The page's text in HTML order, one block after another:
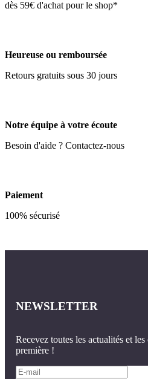
dès 59€ d'achat pour le shop*
Heureuse ou remboursée
Retours gratuits sous 30 jours
Notre équipe à votre écoute
Besoin d'aide ? Contactez-nous
Paiement
100% sécurisé
NEWSLETTER
Recevez toutes les actualités et
première !